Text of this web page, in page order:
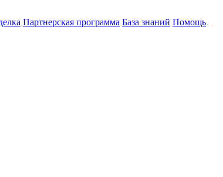
Партнерская программа База знаний Помощь